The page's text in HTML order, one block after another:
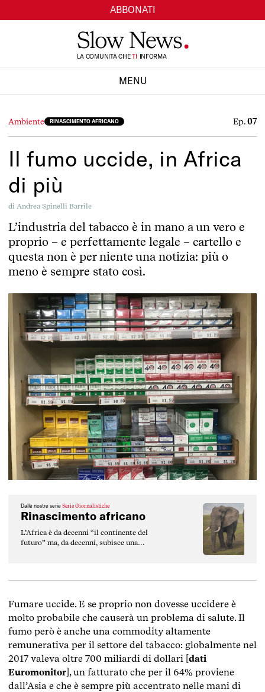
ABBONATI
LA COMUNITÀ CHE
TI
SI INFORMA
MENU
Ambiente RINASCIMENTO AFRICANO Ep.07
Il fumo uccide, in Africa
di più
di Andrea Spinelli Barrile
L’industria del tabacco è in mano a un vero e
proprio – e perfettamente legale – cartello e
questa non è per niente una notizia: più o
meno è sempre stato così.
Dalle nostre serie Serie Giornalistiche
Rinascimento africano
L’Africa è da decenni “il continente del
futuro” ma, da decenni, subisce una
Fumare uccide. E se proprio non dovesse uccidere è
molto probabile che causerà un problema di salute. Il
fumo però è anche una commodity altamente
remunerativa per il settore del tabacco: globalmente nel
2017 valeva oltre 700 miliardi di dollari [dati
Euromonitor], un fatturato che per il 64% proviene
dall’Asia e che è sempre più accentrato nelle mani di